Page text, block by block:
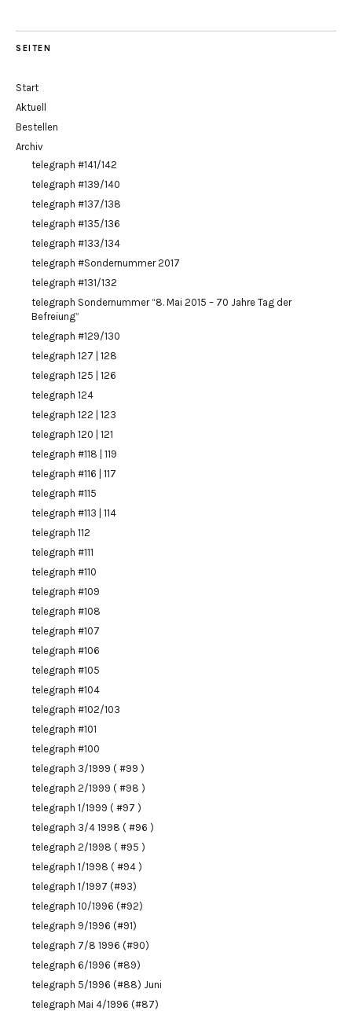
SEITEN
Start
Aktuell
Bestellen
Archiv
telegraph #141/142
telegraph #139/140
telegraph #137/138
telegraph #135/136
telegraph #133/134
telegraph #Sondernummer 2017
telegraph #131/132
telegraph Sondernummer “8. Mai 2015 – 70 Jahre Tag der
Befreiung”
telegraph #129/130
telegraph 127 | 128
telegraph 125 | 126
telegraph 124
telegraph 122 | 123
telegraph 120 | 121
telegraph #118 | 119
telegraph #116 | 117
telegraph #115
telegraph #113 | 114
telegraph 112
telegraph #111
telegraph #110
telegraph #109
telegraph #108
telegraph #107
telegraph #106
telegraph #105
telegraph #104
telegraph #102/103
telegraph #101
telegraph #100
telegraph 3/1999 ( #99 )
telegraph 2/1999 ( #98 )
telegraph 1/1999 ( #97 )
telegraph 3/4 1998 ( #96 )
telegraph 2/1998 ( #95 )
telegraph 1/1998 ( #94 )
telegraph 1/1997 (#93)
telegraph 10/1996 (#92)
telegraph 9/1996 (#91)
telegraph 7/8 1996 (#90)
telegraph 6/1996 (#89)
telegraph 5/1996 (#88) Juni
telegraph Mai 4/1996 (#87)